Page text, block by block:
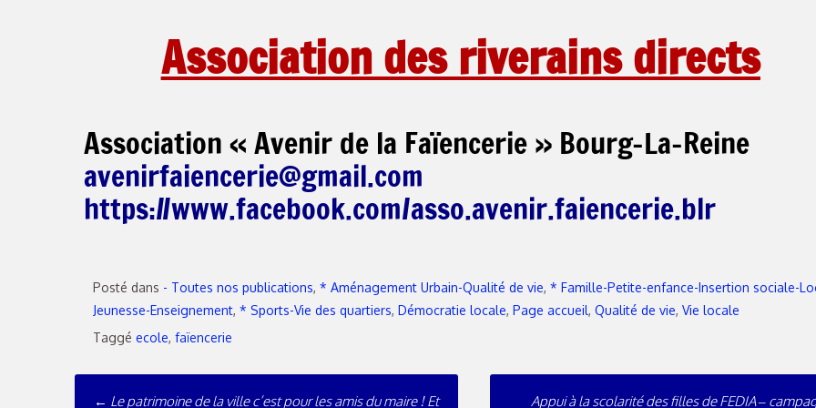
Association des riverains directs
Association « Avenir de la Faïencerie » Bourg-La-Reine
avenirfaiencerie@gmail.com
https://www.facebook.com/asso.avenir.faiencerie.blr
Posté dans - Toutes nos publications, * Aménagement Urbain-Qualité de vie, * Famille-Petite-enfance-Insertion sociale-
Jeunesse-Enseignement, * Sports-Vie des quartiers, Démocratie locale, Page accueil, Qualité de vie, Vie locale
Taggé ecole, faïencerie
← Le patrimoine de la ville c’est pour les amis du maire ! Et Appui à la scolarité des filles de FEDIA –